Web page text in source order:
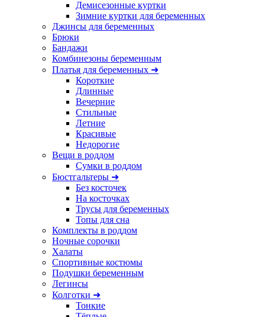
Демисезонные куртки
Зимние куртки для беременных
Джинсы для беременных
Брюки
Бандажи
Комбинезоны беременным
Платья для беременных ➜
Короткие
Длинные
Вечерние
Стильные
Летние
Красивые
Недорогие
Вещи в роддом
Сумки в роддом
Бюстгальтеры ➜
Без косточек
На косточках
Трусы для беременных
Топы для сна
Комплекты в роддом
Ночные сорочки
Халаты
Спортивные костюмы
Подушки беременным
Легинсы
Колготки ➜
Тонкие